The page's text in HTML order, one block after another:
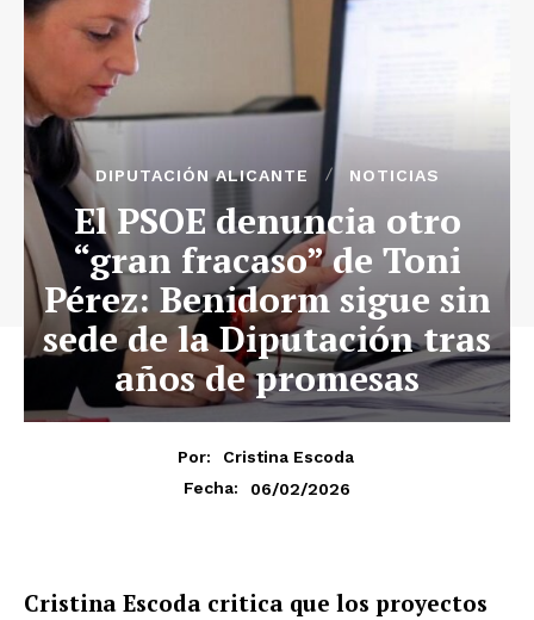
DIPUTACIÓN ALICANTE NOTICIAS
El PSOE denuncia otro
“gran fracaso” de Toni
Pérez: Benidorm sigue sin
sede de la Diputación tras
años de promesas
Por:
Cristina Escoda
Fecha:
06/02/2026
Cristina Escoda critica que los proyectos